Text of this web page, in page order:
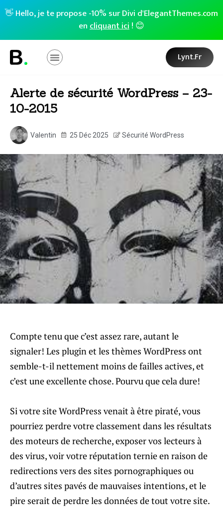
👋 Hello, je te propose -10% sur Divi d'ElegantThemes.com
encliquant ici! 😊
Lynt.fr
Alerte de sécurité WordPress – 23-
10-2015
Valentin 25 Déc 2025 Sécurité WordPress
Compte tenu que c’est assez rare, autant le
signaler! Les plugin et les thèmes WordPress ont
semble-t-il nettement moins de failles actives, et
c’est une excellente chose. Pourvu que cela dure!
Si votre site WordPress venait à être piraté, vous
pourriez perdre votre classement dans les résultats
des moteurs de recherche, exposer vos lecteurs à
des virus, voir votre réputation ternie en raison de
redirections vers des sites pornographiques ou
d’autres sites pavés de mauvaises intentions, et le
pire serait de perdre les données de tout votre site.